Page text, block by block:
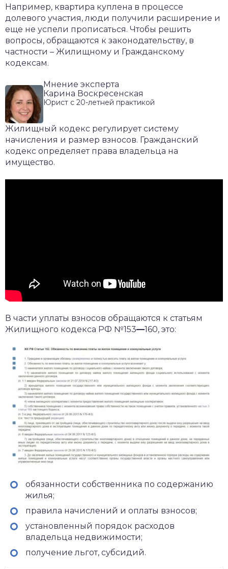
Например, квартира куплена в процессе
долевого участия, люди получили расширение и
еще не успели прописаться. Чтобы решить
вопросы, обращаются к законодательству, в
частности – Жилищному и Гражданскому
кодексам.
Мнение эксперта
Карина Воскресенская
Юрист с 20-летней практикой
Жилищный кодекс регулирует систему
начисления и размер взносов. Гражданский
кодекс определяет права владельца на
имущество.
В части уплаты взносов обращаются к статьям
Жилищного кодекса РФ №153—160, это:
обязанности собственника по содержанию
жилья;
правила начислений и оплаты взносов;
установленный порядок расходов
владельца недвижимости;
получение льгот, субсидий.